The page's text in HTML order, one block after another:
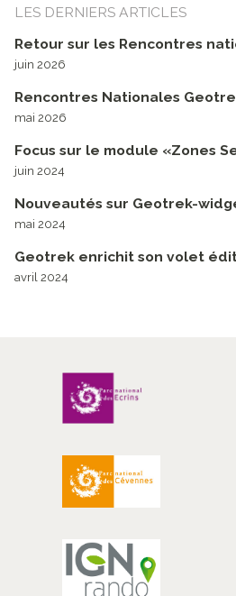
LES DERNIERS ARTICLES
Retour sur les Rencontres
juin 2026
Rencontres Nationales
mai 2026
Focus sur le module «Zones
juin 2024
Nouveautés sur Geotrek-
mai 2024
Geotrek enrichit son volet
avril 2024